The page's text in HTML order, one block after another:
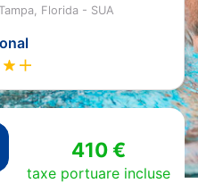
Florida - SUA
410 €
taxe portuare incluse